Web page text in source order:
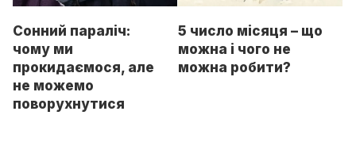
Сонний параліч:
чому ми
прокидаємося, але
не можемо
поворухнутися
5 число місяця – що
можна і чого не
можна робити?